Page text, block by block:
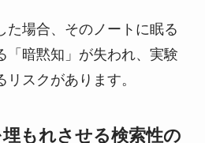
た場合、そのノートに眠る
「暗黙知」が失われ、実験
スクがあります。
もれさせる検索性の